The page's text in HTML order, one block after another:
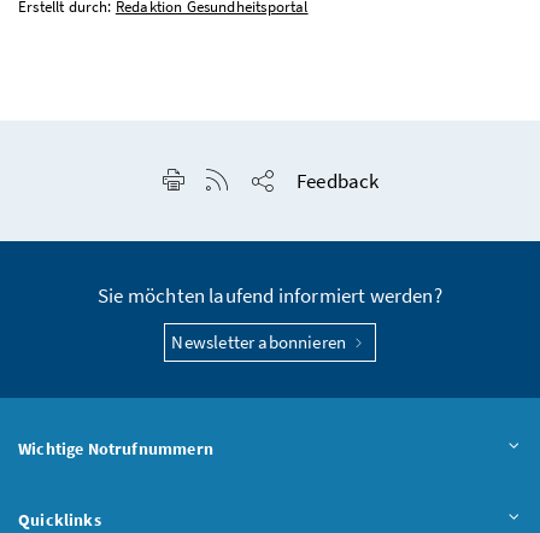
Erstellt durch: Redaktion Gesundheitsportal
Seite drucken
RSS-Feed anzeigen
Feedback
Sie möchten laufend informiert werden?
Newsletter abonnieren
Wichtige Notrufnummern
Quicklinks